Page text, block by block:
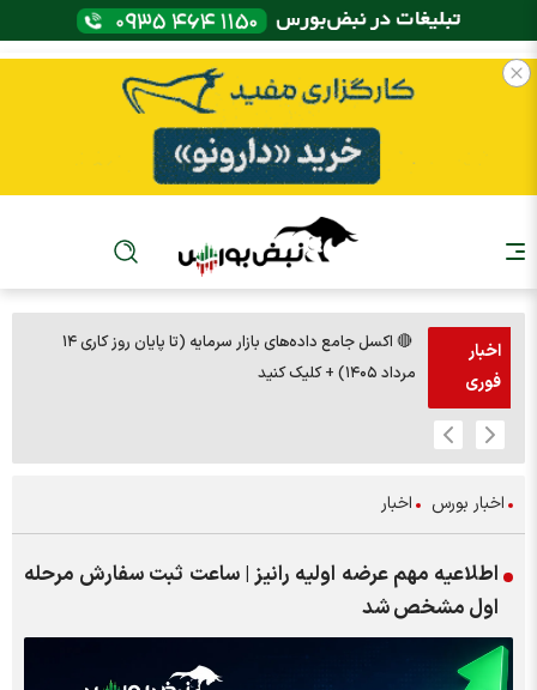
اخبار
فوری
🔴 اکسل جامع داده‌های بازار سرمایه (تا پایان روز کاری ۱۴
مرداد ۱۴۰۵) + کلیک کنید
اخبار بورس اخبار
اطلاعیه مهم عرضه اولیه رانیز | ساعت ثبت سفارش مرحله
اول مشخص شد